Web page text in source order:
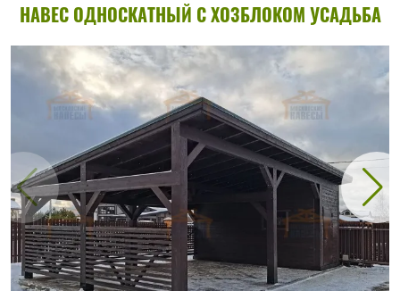
НАВЕС ОДНОСКАТНЫЙ С ХОЗБЛОКОМ УСАДЬБА